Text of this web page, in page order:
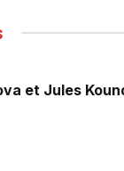
et Jules